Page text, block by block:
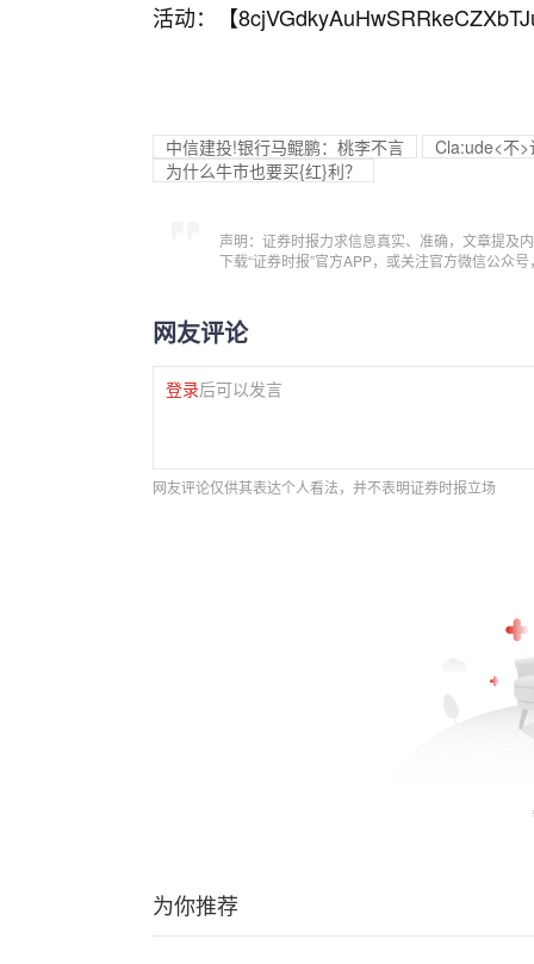
活动：【
中信建投!银行马鲲鹏：桃李不言
Cla:ude<不
为什么牛市也要买{红}利？
声明：证券时报力求信息真实、准确，文章提及
下载“证券时报”官方APP，或关注官方微信公众
网友评论
登录后可以发言
网友评论仅供其表达个人看法，并不表明证券时报立场
为你推荐